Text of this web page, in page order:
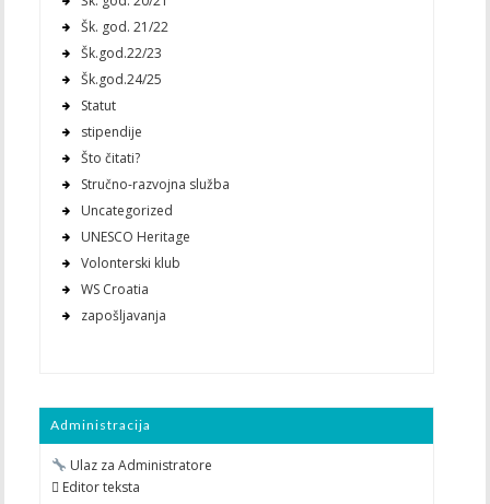
Šk. god. 21/22
Šk.god.22/23
Šk.god.24/25
Statut
stipendije
Što čitati?
Stručno-razvojna služba
Uncategorized
UNESCO Heritage
Volonterski klub
WS Croatia
zapošljavanja
Administracija
Ulaz za Administratore
 Editor teksta